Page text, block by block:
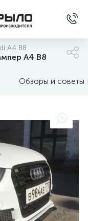
A4 B8
A4 B8
Обзоры и советы